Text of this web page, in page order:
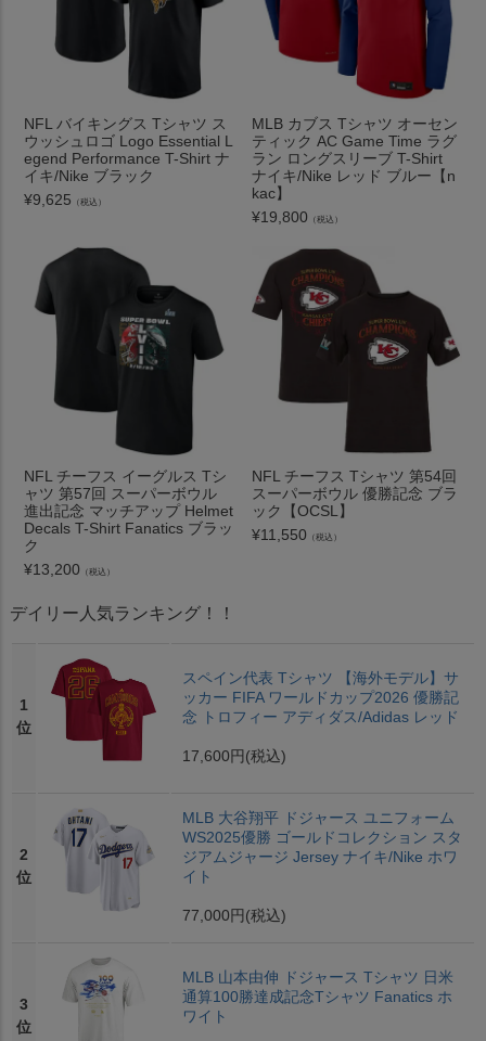
NFL バイキングス Tシャツ ス
ウッシュロゴ Logo Essential L
egend Performance T-Shirt ナ
イキ/Nike ブラック
¥9,625 （税込）
MLB カブス Tシャツ オーセン
ティック AC Game Time ラグ
ラン ロングスリーブ T-Shirt
ナイキ/Nike レッド ブルー【n
kac】
¥19,800 （税込）
NFL チーフス イーグルス Tシ
ャツ 第57回 スーパーボウル
進出記念 マッチアップ Helmet
Decals T-Shirt Fanatics ブラッ
ク
¥13,200 （税込）
NFL チーフス Tシャツ 第54回
スーパーボウル 優勝記念 ブラ
ック【OCSL】
¥11,550 （税込）
デイリー人気ランキング！！
1
位
スペイン代表 Tシャツ 【海外モデル】サ
ッカー FIFA ワールドカップ2026 優勝記
念 トロフィー アディダス/Adidas レッド
17,600円 (税込)
2
位
MLB 大谷翔平 ドジャース ユニフォーム
WS2025優勝 ゴールドコレクション スタ
ジアムジャージ Jersey ナイキ/Nike ホワ
イト
77,000円 (税込)
3
位
MLB 山本由伸 ドジャース Tシャツ 日米
通算100勝達成記念Tシャツ Fanatics ホ
ワイト